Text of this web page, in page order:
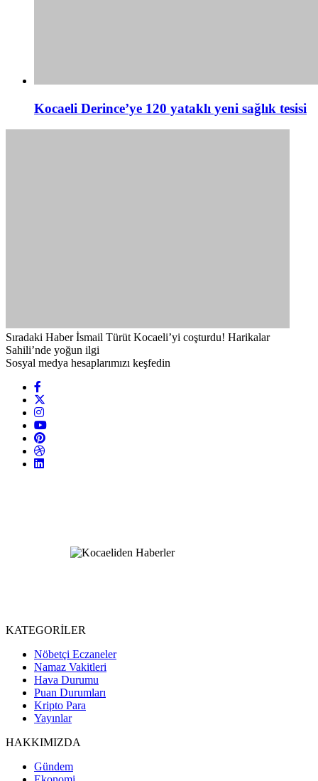
Kocaeli Derince’ye 120 yataklı yeni sağlık tesisi
Sıradaki Haber İsmail Türüt Kocaeli’yi coşturdu! Harikalar
Sahili’nde yoğun ilgi
Sosyal medya hesaplarımızı keşfedin
KATEGORİLER
Nöbetçi Eczaneler
Namaz Vakitleri
Hava Durumu
Puan Durumları
Kripto Para
Yayınlar
HAKKIMIZDA
Gündem